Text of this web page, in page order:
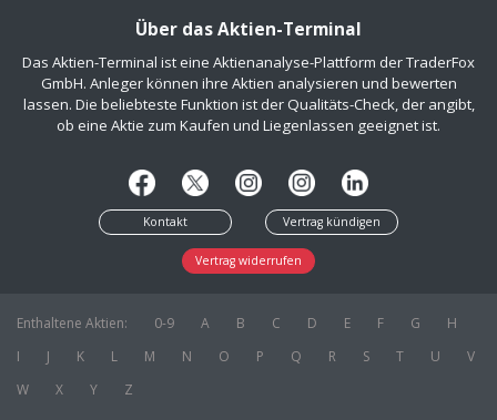
Über das Aktien-Terminal
Das Aktien-Terminal ist eine Aktienanalyse-Plattform der TraderFox
GmbH. Anleger können ihre Aktien analysieren und bewerten
lassen. Die beliebteste Funktion ist der Qualitäts-Check, der angibt,
ob eine Aktie zum Kaufen und Liegenlassen geeignet ist.
Kontakt Vertrag kündigen
Vertrag widerrufen
Enthaltene Aktien: 0-9 A B C D E F G
H
I
J K L M N O P Q R S T U
V
W
X Y Z